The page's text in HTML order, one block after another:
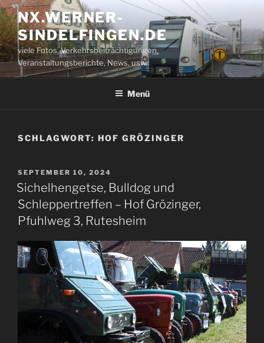
Zum
Inhalt
springen
NX.WERNER-
SINDELFINGEN.DE
viele Fotos, Verkehrsbeiträchtigungen,
Veranstaltungsberichte, News, usw.
Menü
SCHLAGWORT: HOF GRÖZINGER
VERÖFFENTLICHT
AM
SEPTEMBER 10, 2024
Sichelhengetse, Bulldog und
Schleppertreffen – Hof Grözinger,
Pfuhlweg 3, Rutesheim